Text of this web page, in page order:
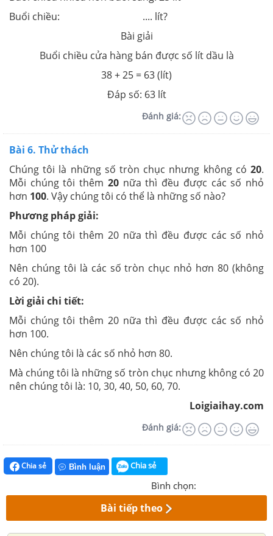
Buổi chiều: .... lít?
Bài giải
Buổi chiều cửa hàng bán được số lít dầu là
38 + 25 = 63 (lít)
Đáp số: 63 lít
Đánh giá:
Bài 6. Thử thách
Chúng tôi là những số tròn chục nhưng không có 20.
Mỗi chúng tôi thêm 20 nữa thì đều được các số nhỏ
hơn 100. Vậy chúng tôi có thể là những số nào?
Phương pháp giải:
Mỗi chúng tôi thêm 20 nữa thì đều được các số nhỏ
hơn 100
Nên chúng tôi là các số tròn chục nhỏ hơn 80 (không
có 20).
Lời giải chi tiết:
Mỗi chúng tôi thêm 20 nữa thì đều được các số nhỏ
hơn 100.
Nên chúng tôi là các số nhỏ hơn 80.
Mà chúng tôi là những số tròn chục nhưng không có 20
nên chúng tôi là: 10, 30, 40, 50, 60, 70.
Loigiaihay.com
Đánh giá:
Chia sẻ Bình luận Chia sẻ
Bình chọn:
Bài tiếp theo